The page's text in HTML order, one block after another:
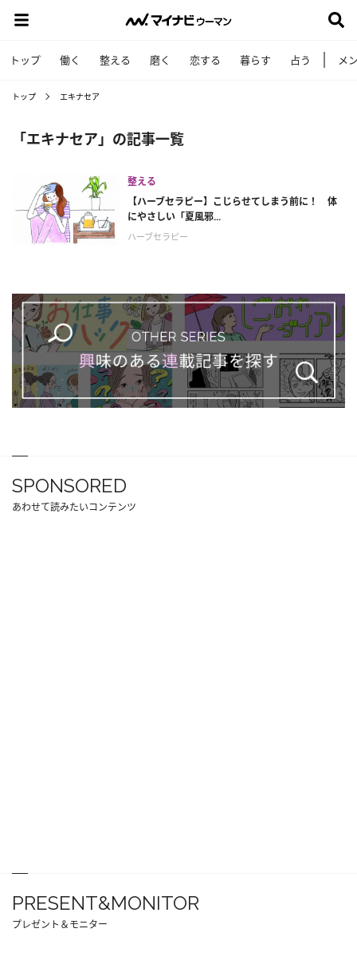
トップ 働く 整える 磨く 恋する 暮らす 占う メ
トップ エキナセア
「エキナセア」の記事一覧
整える
【ハーブセラピー】こじらせてしまう前に！ 体
にやさしい「夏風邪...
ハーブセラピー
SPONSORED
あわせて読みたいコンテンツ
PRESENT&MONITOR
プレゼント＆モニター